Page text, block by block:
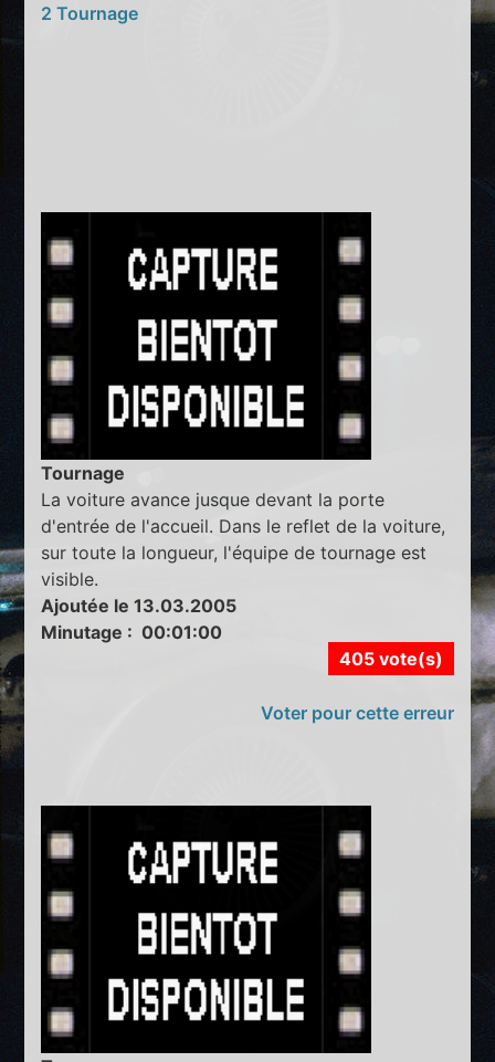
2 Tournage
Tournage
La voiture avance jusque devant la porte
d'entrée de l'accueil. Dans le reflet de la voiture,
sur toute la longueur, l'équipe de tournage est
visible.
Ajoutée le 13.03.2005
Minutage : 00:01:00
405 vote(s)
Voter pour cette erreur